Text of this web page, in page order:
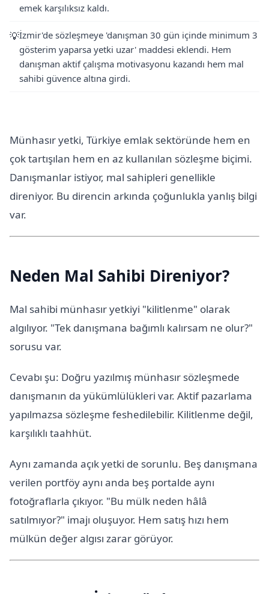
emek karşılıksız kaldı.
💡İzmir'de sözleşmeye 'danışman 30 gün içinde minimum 3
gösterim yaparsa yetki uzar' maddesi eklendi. Hem
danışman aktif çalışma motivasyonu kazandı hem mal
sahibi güvence altına girdi.
Münhasır yetki, Türkiye emlak sektöründe hem en
çok tartışılan hem en az kullanılan sözleşme biçimi.
Danışmanlar istiyor, mal sahipleri genellikle
direniyor. Bu direncin arkında çoğunlukla yanlış bilgi
var.
Neden Mal Sahibi Direniyor?
Mal sahibi münhasır yetkiyi "kilitlenme" olarak
algılıyor. "Tek danışmana bağımlı kalırsam ne olur?"
sorusu var.
Cevabı şu: Doğru yazılmış münhasır sözleşmede
danışmanın da yükümlülükleri var. Aktif pazarlama
yapılmazsa sözleşme feshedilebilir. Kilitlenme değil,
karşılıklı taahhüt.
Aynı zamanda açık yetki de sorunlu. Beş danışmana
verilen portföy aynı anda beş portalde aynı
fotoğraflarla çıkıyor. "Bu mülk neden hâlâ
satılmıyor?" imajı oluşuyor. Hem satış hızı hem
mülkün değer algısı zarar görüyor.